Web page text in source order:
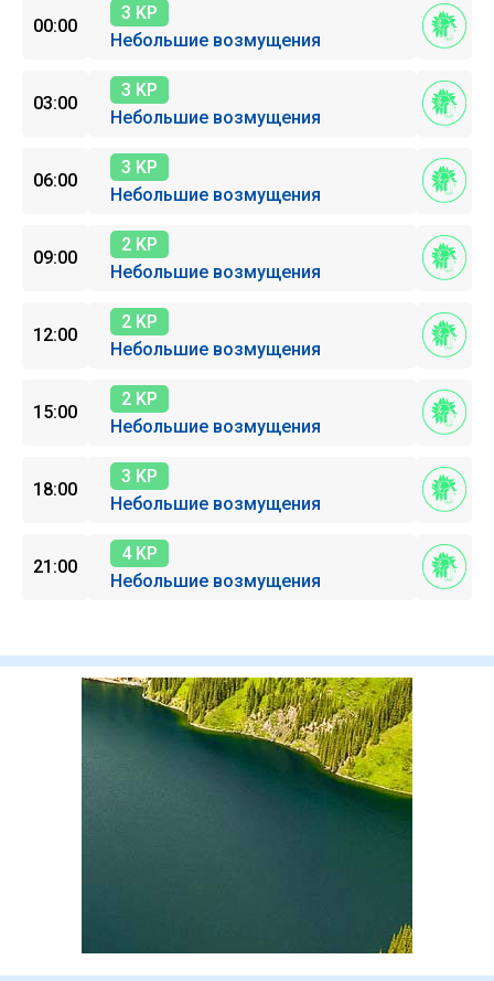
00:00
3 KP
Небольшие возмущения
03:00
3 KP
Небольшие возмущения
06:00
3 KP
Небольшие возмущения
09:00
2 KP
Небольшие возмущения
12:00
2 KP
Небольшие возмущения
15:00
2 KP
Небольшие возмущения
18:00
3 KP
Небольшие возмущения
21:00
4 KP
Небольшие возмущения